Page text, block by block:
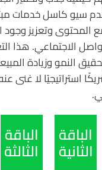
سيو كاسل خدمات
المحتوى وتعزيز وجود
الاجتماعي. هذا
النمو وزيادة
استراتيجيًا لا غنى
الباقة
الثانية
الباقة
الثالثة